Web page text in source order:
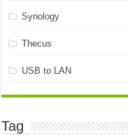
Synology
Thecus
USB to LAN
Tag